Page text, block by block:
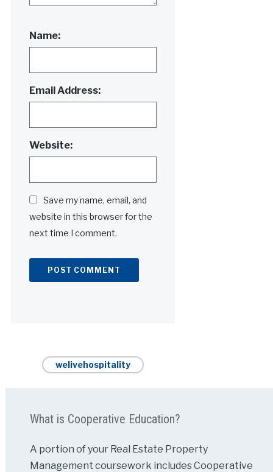
Name:
Email Address:
Website:
Save my name, email, and
website in this browser for the
next time I comment.
welivehospitality
What is Cooperative Education?
A portion of your Real Estate Property
Management coursework includes Cooperative